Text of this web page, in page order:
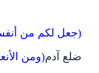
(جعل لكم من
ضلع آدم(ومن